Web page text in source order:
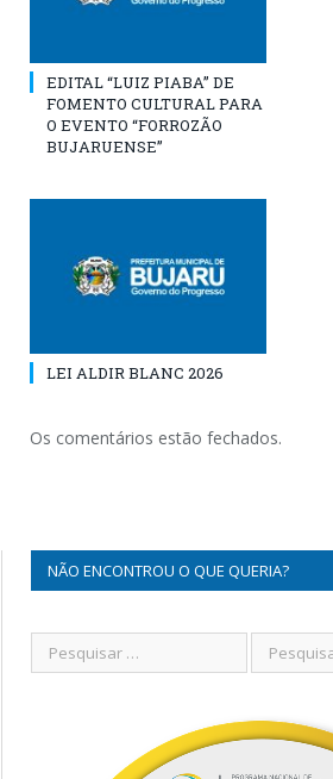
EDITAL “LUIZ PIABA” DE
FOMENTO CULTURAL PARA
O EVENTO “FORROZÃO
BUJARUENSE”
LEI ALDIR BLANC 2026
Os comentários estão fechados.
NÃO ENCONTROU O QUE QUERIA?